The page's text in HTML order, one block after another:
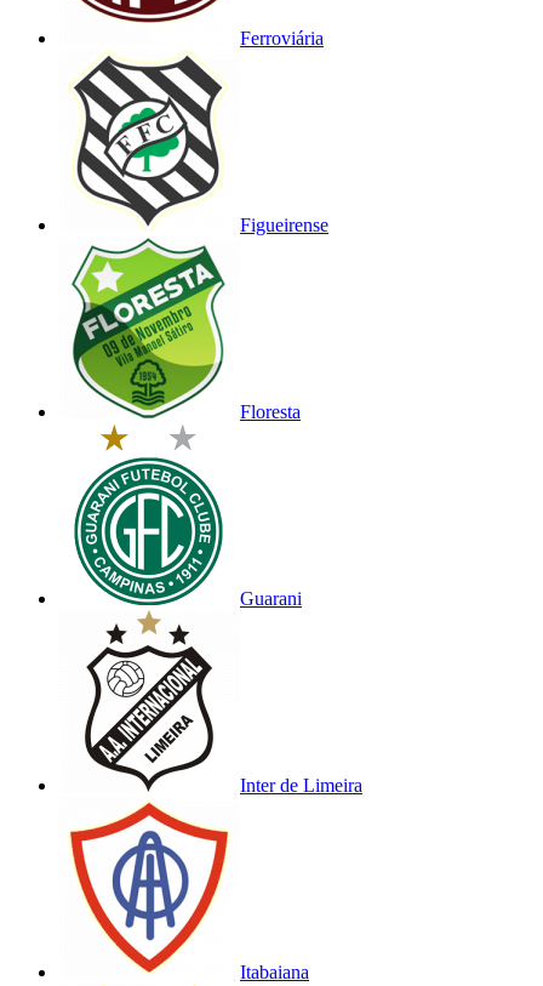
Ferroviária
Figueirense
Floresta
Guarani
Inter de Limeira
Itabaiana